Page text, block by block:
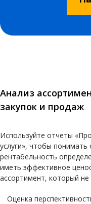
Анализ
закупок и продаж
Используйте отчеты
услуги», чтобы
рентабельность
иметь эффективное
ассортимент, который
Оценка